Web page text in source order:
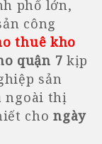
phố lớn,
công
thuê kho
quận 7 kịp
sản
ngoài thị
chongày